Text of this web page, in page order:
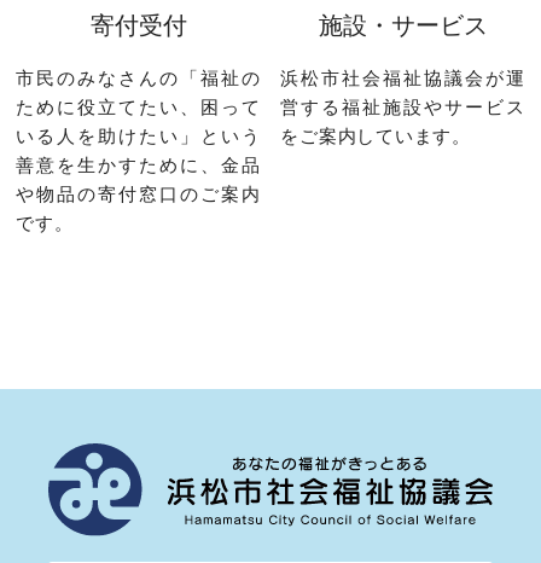
寄付受付
市民のみなさんの「福祉の
ために役立てたい、困って
いる人を助けたい」という
善意を生かすために、金品
や物品の寄付窓口のご案内
です。
施設・サービス
浜松市社会福祉協議会が運
営する福祉施設やサービス
をご案内しています。